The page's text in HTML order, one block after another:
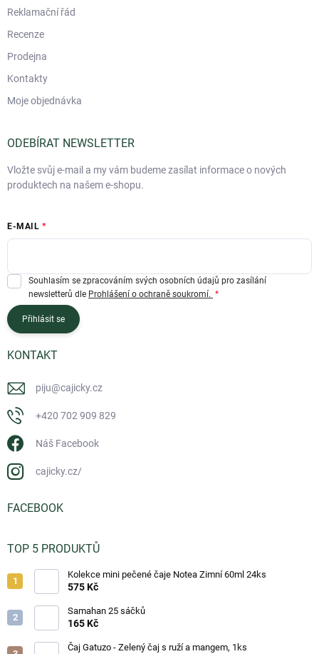
Reklamační řád
Recenze
Prodejna
Kontakty
Moje objednávka
ODEBÍRAT NEWSLETTER
Vložte svůj e-mail a my vám budeme zasílat informace o nových
produktech na našem e-shopu.
E-MAIL
Souhlasím se zpracováním svých osobních údajů pro zasílání
newsletterů dle Prohlášení o ochraně soukromí.
Přihlásit se
KONTAKT
piju@cajicky.cz
+420 702 909 829
Náš Facebook
cajicky.cz/
FACEBOOK
TOP 5 PRODUKTŮ
Kolekce mini pečené čaje Notea Zimní 60ml 24ks
575 Kč
Samahan 25 sáčků
165 Kč
Čaj Gatuzo - Zelený čaj s ruží a mangem, 1ks